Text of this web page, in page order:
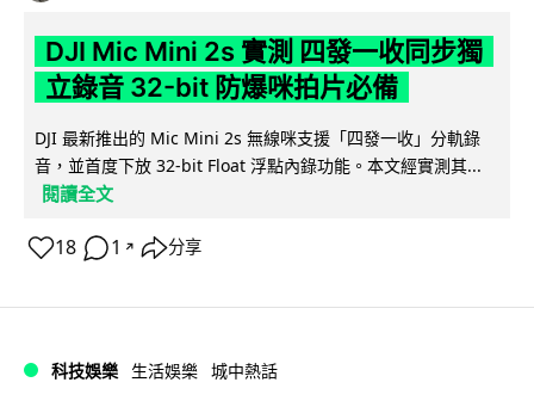
DJI Mic Mini 2s 實測 四發一收同步獨
立錄音 32-bit 防爆咪拍片必備
DJI 最新推出的 Mic Mini 2s 無線咪支援「四發一收」分軌錄
音，並首度下放 32-bit Float 浮點內錄功能。本文經實測其...
閱讀全文
18 1 ↗ 分享
科技娛樂 生活娛樂 城中熱話